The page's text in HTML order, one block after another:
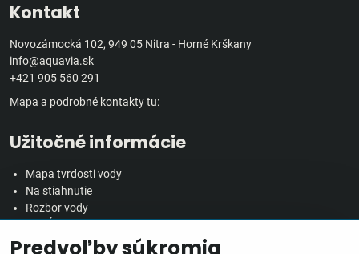
Kontakt
Novozámocká 102, 949 05 Nitra - Horné Krškany
info@aquavia.sk
+421 905 560 291
Mapa a podrobné kontakty tu:
Užitočné informácie
Mapa tvrdosti vody
Na stiahnutie
Rozbor vody
Veľkoobchodná spolupráca
Predvoľby súkromia